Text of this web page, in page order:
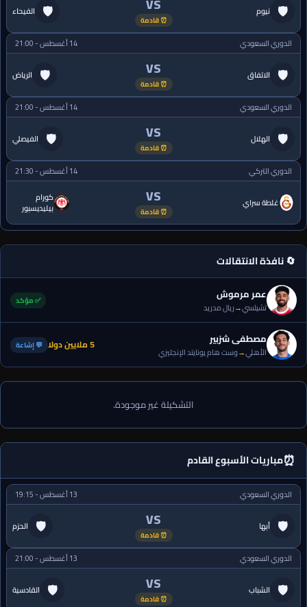
🛡 نيوم VS
⏰ قادمة
الفيحاء 🛡
الدوري السعودي 14 أغسطس - 21:00
🛡 الاتفاق VS
⏰ قادمة
الرياض 🛡
الدوري السعودي 14 أغسطس - 21:00
🛡 الهلال VS
⏰ قادمة
الفيصلي 🛡
الدوري التركي 14 أغسطس - 21:30
غلطة سراي VS
⏰ قادمة
كورام
بيليديسبور
🔄 نافذة الانتقالات
عمر مرموش
تشيلسي→ريال مدريد
✅ مؤكد
مصطفى شزبير
الأهلي→وست هام يونايتد الإنجليزي 5 ملايين دولا 💬 إشاعة
التشكيلة غير موجودة.
⏰مباريات الأسبوع القادم
الدوري السعودي 13 أغسطس - 19:15
🛡 أبها VS
⏰ قادمة
الحزم 🛡
الدوري السعودي 13 أغسطس - 21:00
🛡 الشباب VS
⏰ قادمة
القادسية 🛡